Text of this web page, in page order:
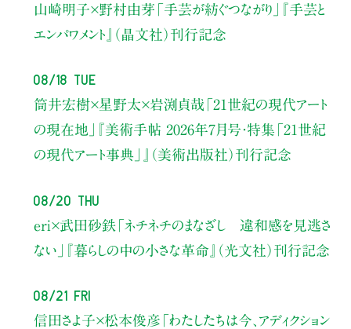
山崎明子×野村由芽 「手芸が紡ぐつながり」
『手芸と
エンパワメント』（晶文社）刊行記念
08/18 Tue
筒井宏樹×星野太×岩渕貞哉 「21世紀の現代アート
の現在地」
『美術手帖 2026年7月号・特集「21世紀
の現代アート事典」』（美術出版社）刊行記念
08/20 Thu
eri×武田砂鉄「ネチネチのまなざし 違和感を見逃さ
ない」
『暮らしの中の小さな革命』（光文社）刊行記念
08/21 Fri
信田さよ子×松本俊彦 「わたしたちは今、アディクション